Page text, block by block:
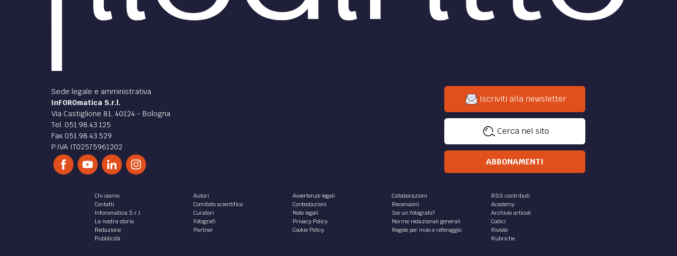
Sede legale e amministrativa
InFOROmatica S.r.l.
Via Castiglione 81, 40124 - Bologna
Tel. 051.98.43.125
Fax 051.98.43.529
P.IVA IT02575961202
Iscriviti alla newsletter
Cerca nel sito
ABBONAMENTI
Chi siamo
Contatti
Inforomatica S.r.l.
La nostra storia
Redazione
Pubblicità
Autori
Comitato scientifico
Curatori
Fotografi
Partner
Avvertenze legali
Contestazioni
Note legali
Privacy Policy
Cookie Policy
Collaborazioni
Recensioni
Sei un fotografo?
Norme redazionali generali
Regole per invio e referaggio
RSS contributi
Academy
Archivio articoli
Codici
Riviste
Rubriche